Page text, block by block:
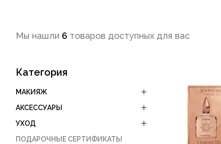
Мы нашли 6 товаров доступных для вас
Категория
МАКИЯЖ
АКСЕССУАРЫ
УХОД
ПОДАРОЧНЫЕ СЕРТИФИКАТЫ